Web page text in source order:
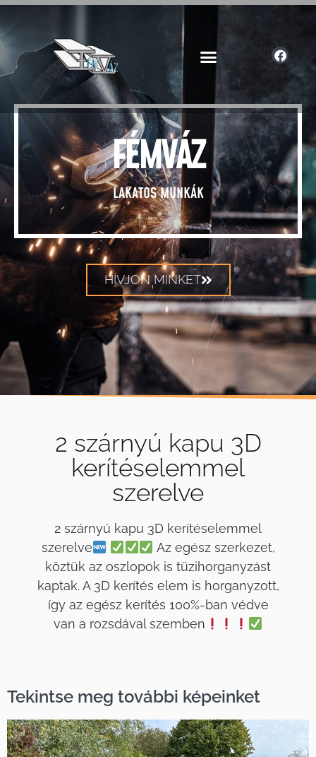
FÉMVÁZ
LAKATOS MUNKÁK
HÍVJON MINKET
2 szárnyú kapu 3D
kerítéselemmel
szerelve
2 szárnyú kapu 3D kerítéselemmel
szerelve
Az egész szerkezet,
köztük az oszlopok is tűzihorganyzást
kaptak. A 3D kerítés elem is horganyzott,
így az egész kerítés 100%-ban védve
van a rozsdával szemben
Tekintse meg további képeinket